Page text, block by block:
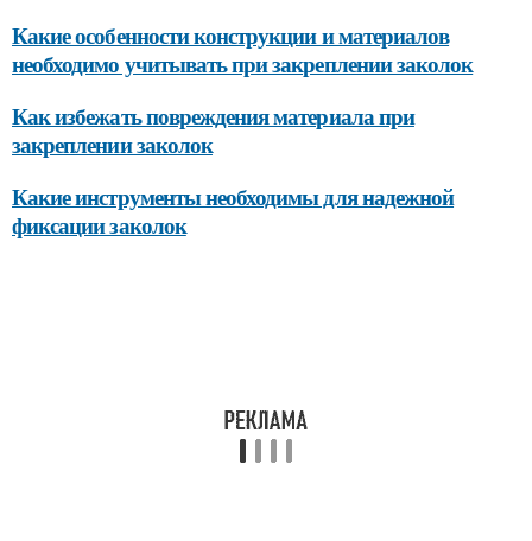
Какие особенности конструкции и материалов
необходимо учитывать при закреплении заколок
Как избежать повреждения материала при
закреплении заколок
Какие инструменты необходимы для надежной
фиксации заколок